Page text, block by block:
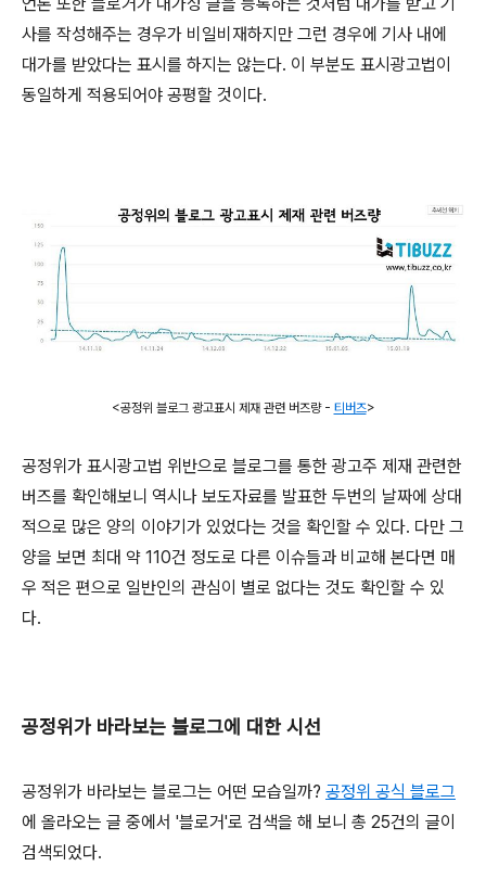
사를 작성해주는 경우가 비일비재하지만 그런 경우에 기사 내에
대가를 받았다는 표시를 하지는 않는다. 이 부분도 표시광고법이
동일하게 적용되어야 공평할 것이다.
<공정위 블로그 광고표시 제재 관련 버즈량 - 티버즈>
공정위가 표시광고법 위반으로 블로그를 통한 광고주 제재 관련한
버즈를 확인해보니 역시나 보도자료를 발표한 두번의 날짜에 상대
적으로 많은 양의 이야기가 있었다는 것을 확인할 수 있다. 다만 그
양을 보면 최대 약 110건 정도로 다른 이슈들과 비교해 본다면 매
우 적은 편으로 일반인의 관심이 별로 없다는 것도 확인할 수 있
다.
공정위가 바라보는 블로그에 대한 시선
공정위가 바라보는 블로그는 어떤 모습일까? 공정위 공식 블로그
에 올라오는 글 중에서 '블로거'로 검색을 해 보니 총 25건의 글이
검색되었다.